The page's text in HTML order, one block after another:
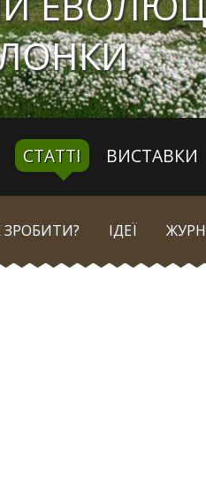
СТАТТІ ВИСТАВКИ
ЗРОБИТИ? ІДЕЇ